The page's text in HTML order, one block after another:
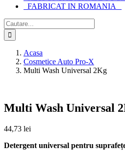
FABRICAT IN ROMANIA
Cautare...
Acasa
Cosmetice Auto Pro-X
Multi Wash Universal 2Kg
Multi Wash Universal
44,73 lei
Detergent universal pentru